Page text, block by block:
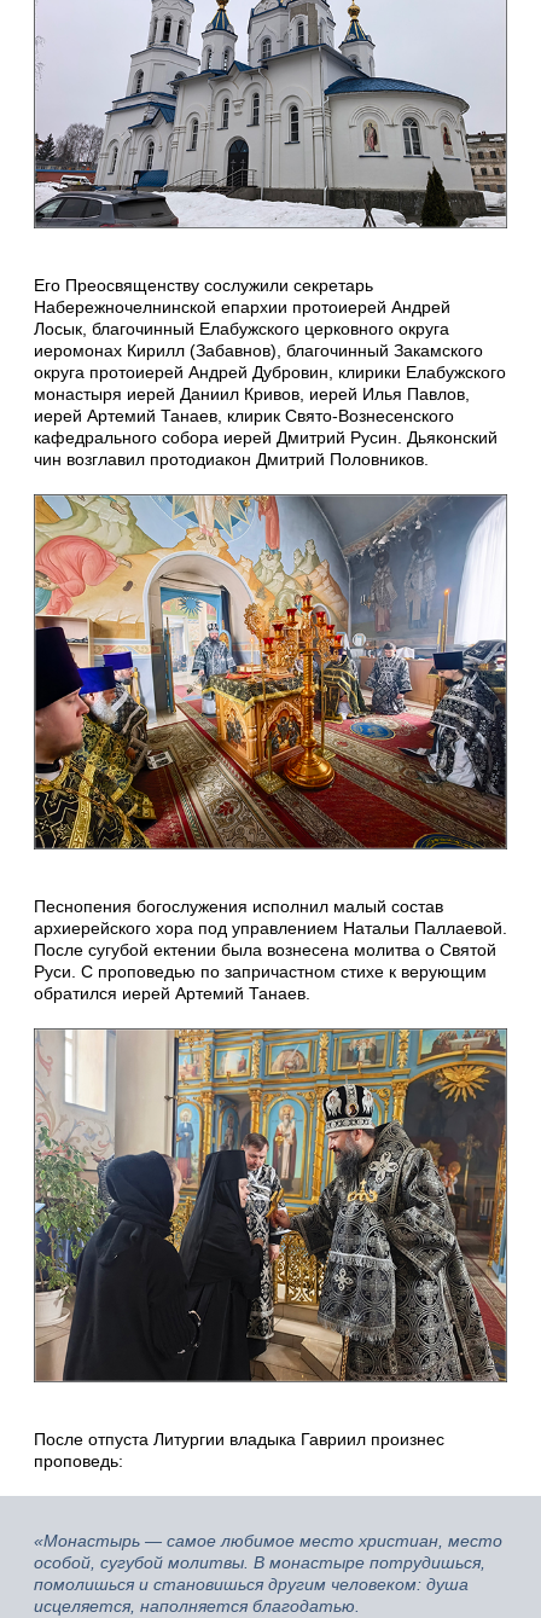
Его Преосвященству сослужили секретарь
Набережночелнинской епархии протоиерей Андрей
Лосык, благочинный Елабужского церковного округа
иеромонах Кирилл (Забавнов), благочинный Закамского
округа протоиерей Андрей Дубровин, клирики Елабужского
монастыря иерей Даниил Кривов, иерей Илья Павлов,
иерей Артемий Танаев, клирик Свято-Вознесенского
кафедрального собора иерей Дмитрий Русин. Дьяконский
чин возглавил протодиакон Дмитрий Половников.
Песнопения богослужения исполнил малый состав
архиерейского хора под управлением Натальи Паллаевой.
После сугубой ектении была вознесена молитва о Святой
Руси. С проповедью по запричастном стихе к верующим
обратился иерей Артемий Танаев.
После отпуста Литургии владыка Гавриил произнес
проповедь:
«Монастырь — самое любимое место христиан, место
особой, сугубой молитвы. В монастыре потрудишься,
помолишься и становишься другим человеком: душа
исцеляется, наполняется благодатью.